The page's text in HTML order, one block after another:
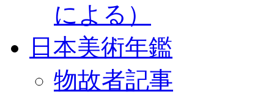
による）
日本美術年鑑
物故者記事